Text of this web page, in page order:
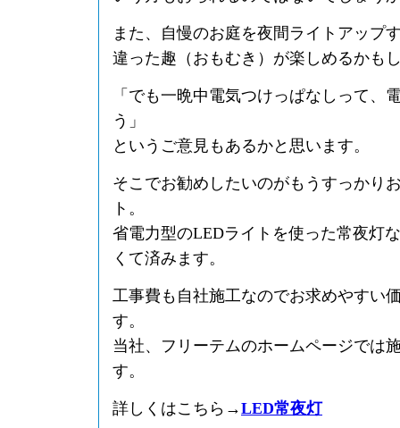
また、自慢のお庭を夜間ライトアップ
違った趣（おもむき）が楽しめるかも
「でも一晩中電気つけっぱなしって、
う」
というご意見もあるかと思います。
そこでお勧めしたいのがもうすっかり
ト。
省電力型のLEDライトを使った常夜灯
くて済みます。
工事費も自社施工なのでお求めやすい
す。
当社、フリーテムのホームページでは
す。
詳しくはこちら→LED常夜灯